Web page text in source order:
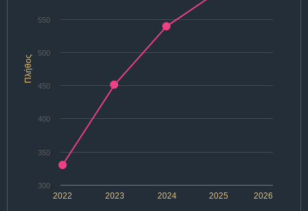
Πλήθος
2025
2022 2023 2024 2026
300
350
400
450
500
550